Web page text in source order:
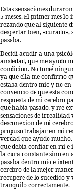
Estas sensaciones
5 meses. El primer mes lo
rezando que al siguiente
despertar bien, «curado»,
pasaba.
Decidí acudir a una
ansiedad, que me ayudo
condicion. No tomé
ya que ella me confirmo
estaba dentro mio y no
convenció de que esta
respuesta de mi cerebro
que habia pasado, y me
sensaciones de irrealidad
desconexion de mi
propuso trabajar en mi
verdad que ayudo
que debía confiar en mi e
la cura constante sino en
pasaba dentro mio e
cerebro de la mejor
recupere de lo sucedido
tranquilo correctamente.